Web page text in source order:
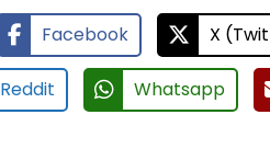
Facebook
X
Reddit Whatsapp